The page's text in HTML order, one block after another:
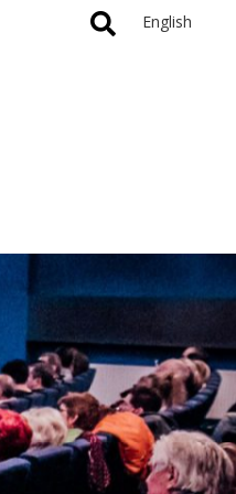
English